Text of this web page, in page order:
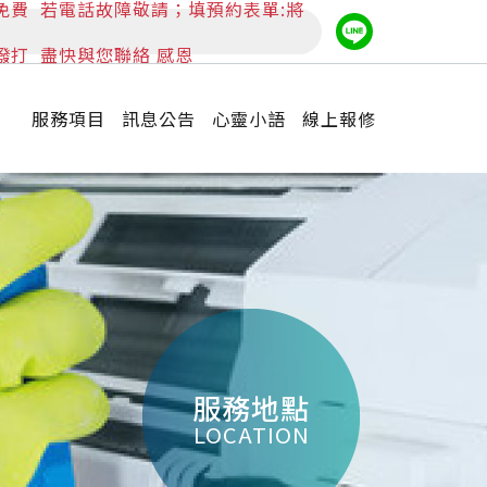
費
打
若電話故障敬請；填預約表單:將
盡快與您聯絡 感恩
服務項目 訊息公告 心靈小語 線上報修
服務地點
LOCATION